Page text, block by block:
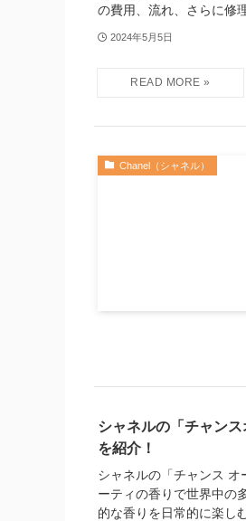
の費用、流れ、さらに修
2024年5月5日
Chanel（シャネル）
シャネルの「チャン
を紹介！
シャネルの「チャンス
ーティの香りで世界中の
的な香りを日常的に楽し